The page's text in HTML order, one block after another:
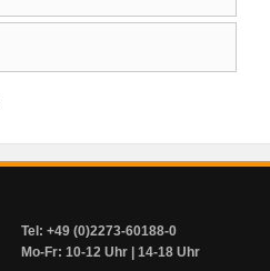
Tel: +49 (0)2273-60188-0
Mo-Fr: 10-12 Uhr | 14-18 Uhr